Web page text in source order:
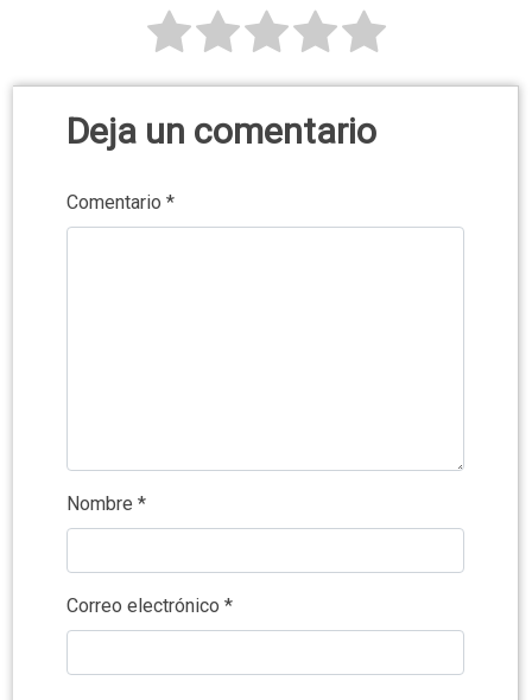
Deja un comentario
Comentario *
Nombre *
Correo electrónico *